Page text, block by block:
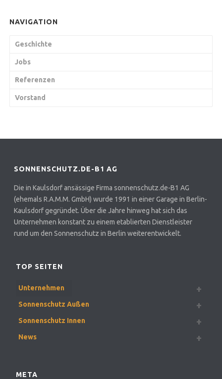
NAVIGATION
Geschichte
Jobs
Referenzen
Vorstand
SONNENSCHUTZ.DE-B1 AG
Die in Kaulsdorf ansässige Firma sonnenschutz.de-B1 AG
(ehemals R.A.M.M. GmbH) wurde 1991 in einer Garage in Berlin-
Kaulsdorf gegründet. Über die Jahre hinweg hat sich das
Unternehmen konstant zu einem etablierten Dienstleister
rund um den Sonnenschutz in Berlin weiterentwickelt.
TOP SEITEN
Unternehmen
Sonnenschutz Außen
Sonnenschutz Innen
News
META